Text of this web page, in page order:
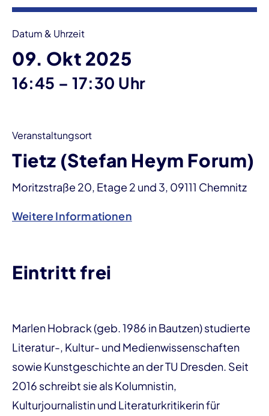
Datum & Uhrzeit
09. Okt 2025
16:45 – bis
17:30 Uhr
Veranstaltungsort
Tietz (Stefan Heym Forum)
Moritzstraße 20, Etage 2 und 3, 09111 Chemnitz
Weitere Informationen
Eintritt frei
Marlen Hobrack (geb. 1986 in Bautzen) studierte
Literatur-, Kultur- und Medienwissenschaften
sowie Kunstgeschichte an der TU Dresden. Seit
2016 schreibt sie als Kolumnistin,
Kulturjournalistin und Literaturkritikerin für